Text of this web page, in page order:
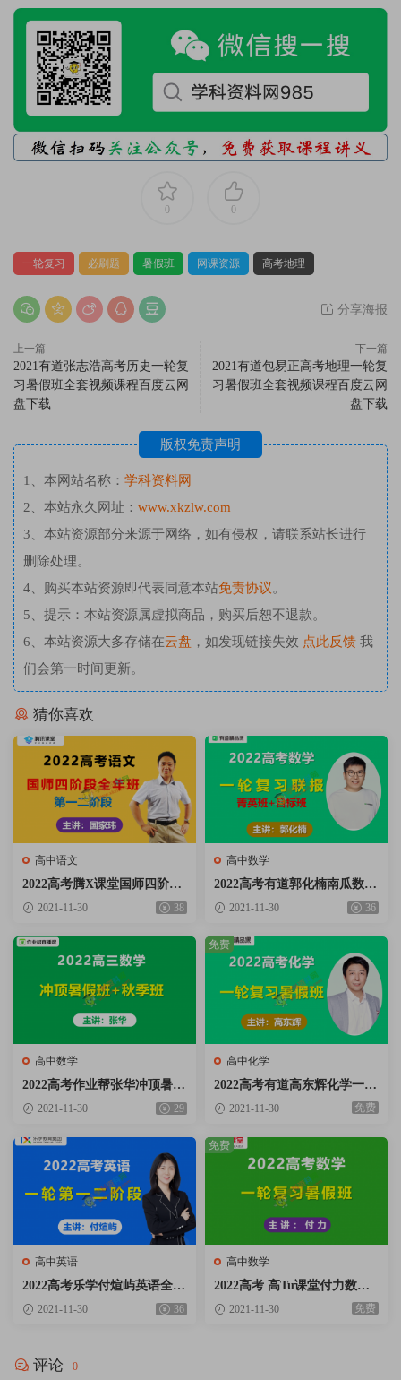
0 0
一轮复习 必刷题 暑假班 网课资源 高考地理
分享海报
上一篇
2021有道张志浩高考历史一轮复
习暑假班全套视频课程百度云网
盘下载
下一篇
2021有道包易正高考地理一轮复
习暑假班全套视频课程百度云网
盘下载
版权免责声明
1、本网站名称： 学科资料网
2、本站永久网址： www.xkzlw.com
3、本站资源部分来源于网络，如有侵权，请联系站长进行
删除处理。
4、购买本站资源即代表同意本站免责协议。
5、提示：本站资源属虚拟商品，购买后恕不退款。
6、本站资源大多存储在云盘 ，如发现链接失效 点此反馈 我
们会第一时间更新。
猜你喜欢
高中语文
2022高考腾X课堂国师四阶段
全年班国家玮语文第一二阶段
盘下载
2021-11-30 38
高中数学
2022高考有道郭化楠南瓜数学
一轮复习联报目标班+菁英班
下载
2021-11-30 36
高中数学
2022高考作业帮张华冲顶暑假
班+秋季班视频课程含讲义笔
2021-11-30 29
高中化学
2022高考有道高东辉化学一轮
复习目标班暑假班视频课程百
2021-11-30 免费
免费
高中英语
2022高考乐学付煊屿英语全程
班第一二阶段视频课程含讲义
2021-11-30 36
高中数学
2022高考 高Tu课堂付力数学
一轮复习暑假班视频课程含课
2021-11-30 免费
免费
评论 0